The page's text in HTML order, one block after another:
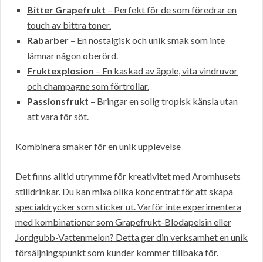
Bitter Grapefrukt – Perfekt för de som föredrar en
touch av bittra toner.
Rabarber – En nostalgisk och unik smak som inte
lämnar någon oberörd.
Fruktexplosion – En kaskad av äpple, vita vindruvor
och champagne som förtrollar.
Passionsfrukt – Bringar en solig tropisk känsla utan
att vara för söt.
Kombinera smaker för en unik upplevelse
Det finns alltid utrymme för kreativitet med Aromhusets
stilldrinkar. Du kan mixa olika koncentrat för att skapa
specialdrycker som sticker ut. Varför inte experimentera
med kombinationer som Grapefrukt-Blodapelsin eller
Jordgubb-Vattenmelon? Detta ger din verksamhet en unik
försäljningspunkt som kunder kommer tillbaka för.